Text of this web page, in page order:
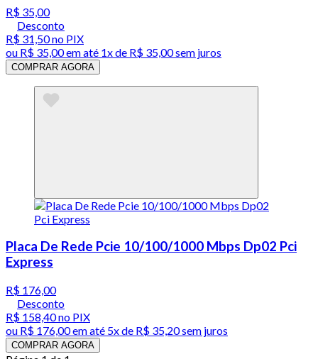
R$ 35,00
Desconto
R$ 31,50no PIX
ou R$ 35,00em até 1x de R$ 35,00sem juros
COMPRAR AGORA
Placa De Rede Pcie 10/100/1000 Mbps Dp02 Pci
Express
R$ 176,00
Desconto
R$ 158,40no PIX
ou R$ 176,00em até 5x de R$ 35,20 sem juros
COMPRAR AGORA